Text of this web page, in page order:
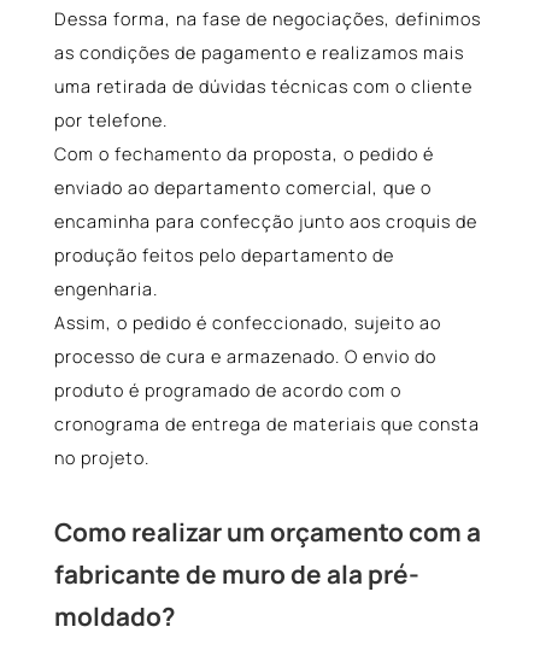
Dessa forma, na fase de negociações, definimos
as condições de pagamento e realizamos mais
uma retirada de dúvidas técnicas com o cliente
por telefone.
Com o fechamento da proposta, o pedido é
enviado ao departamento comercial, que o
encaminha para confecção junto aos croquis de
produção feitos pelo departamento de
engenharia.
Assim, o pedido é confeccionado, sujeito ao
processo de cura e armazenado. O envio do
produto é programado de acordo com o
cronograma de entrega de materiais que consta
no projeto.
Como realizar um orçamento com a
fabricante de muro de ala pré-
moldado?